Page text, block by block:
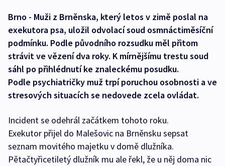
Brno - Muži z Brněnska, který letos v zimě poslal na
exekutora psa, uložil odvolací soud osmnáctiměsíční
podmínku. Podle původního rozsudku měl přitom
strávit ve vězení dva roky. K mírnějšímu trestu soud
sáhl po přihlédnutí ke znaleckému posudku.
Podle psychiatričky muž trpí poruchou osobnosti a ve
stresových situacích se nedovede zcela ovládat.
Incident se odehrál začátkem tohoto roku.
Exekutor přijel do Malešovic na Brněnsku sepsat
seznam movitého majetku v domě dlužníka.
Pětačtyřicetiletý dlužník mu ale řekl, že u něj doma nic